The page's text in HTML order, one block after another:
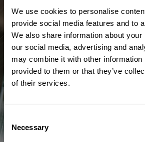
We use cookies to personalise
provide social media features and to
We also share information about
our social media, advertising and
may combine it with other information
provided to them or that they’ve
of their services.
Selection
Necessary
Die neuesten
Glasbau: